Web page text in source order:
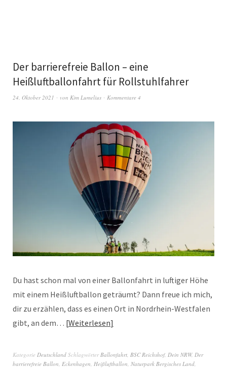
Der barrierefreie Ballon – eine
Heißluftballonfahrt für Rollstuhlfahrer
24. Oktober 2021 von Kim Lumelius Kommentare 4
Du hast schon mal von einer Ballonfahrt in luftiger Höhe
mit einem Heißluftballon geträumt? Dann freue ich mich,
dir zu erzählen, dass es einen Ort in Nordrhein-Westfalen
gibt, an dem… Weiterlesen
Kategorie Deutschland Schlagwörter Ballonfahrt BSC Reichshof, Dein NRW, Der
barrierefreie Ballon Eckenhagen Heißluftballon Naturpark Bergisches Land